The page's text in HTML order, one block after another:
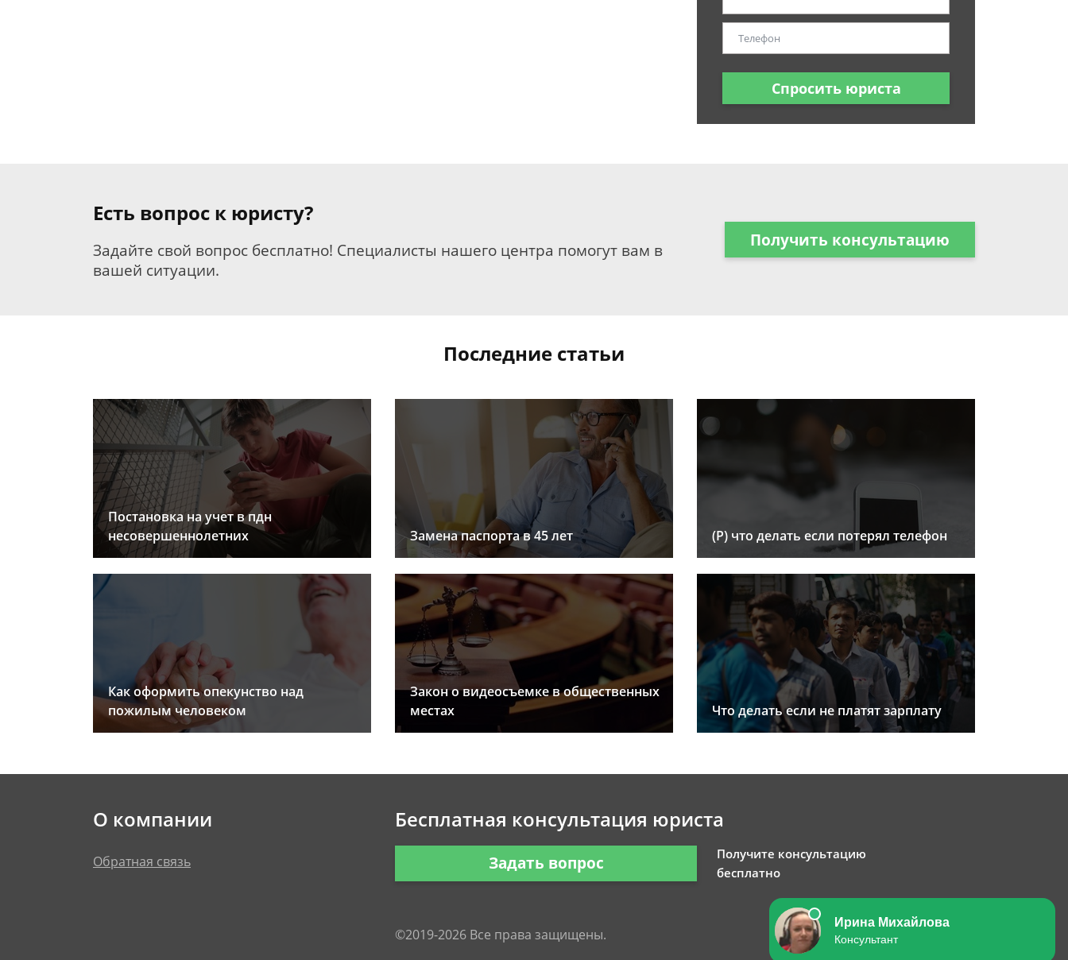
Спросить юриста
Есть вопрос к юристу?
Задайте свой вопрос бесплатно! Специалисты нашего центра помогут вам в
вашей ситуации.
Получить консультацию
Последние статьи
Постановка на учет в пдн
несовершеннолетних
Замена паспорта в 45 лет (Р) что делать если потерял телефон
Как оформить опекунство над
пожилым человеком
Закон о видеосъемке в общественных
местах
Что делать если не платят зарплату
О компании
Обратная связь
Бесплатная консультация юриста
Задать вопрос
Получите консультацию
бесплатно
©2019-2026 Все права защищены.